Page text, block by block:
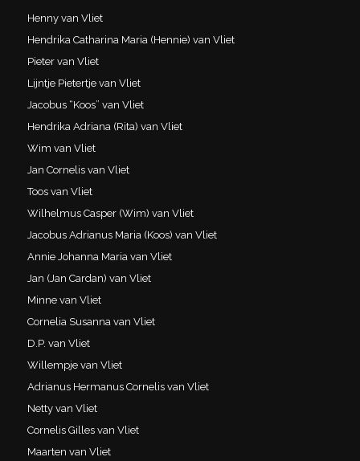
Henny van Vliet
Hendrika Catharina Maria (Hennie) van Vliet
Pieter van Vliet
Lijntje Pietertje van Vliet
Jacobus “Koos” van Vliet
Hendrika Adriana (Rita) van Vliet
Wim van Vliet
Jan Cornelis van Vliet
Toos van Vliet
Wilhelmus Casper (Wim) van Vliet
Jacobus Adrianus Maria (Koos) van Vliet
Annie Johanna Maria van Vliet
Jan (Jan Cardan) van Vliet
Minne van Vliet
Cornelia Susanna van Vliet
D.P. van Vliet
Willempje van Vliet
Adrianus Hermanus Cornelis van Vliet
Netty van Vliet
Cornelis Gilles van Vliet
Maarten van Vliet